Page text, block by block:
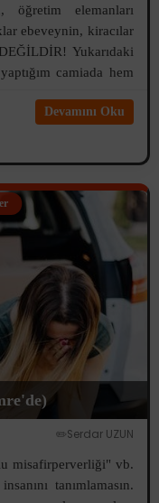
öğretim elemanları
ebeveynin, kiracılar
Yukarıdaki
camiada hem
Devamını Oku
✏️Serdar UZUN
misafirperverliği" vb.
tanımlamasın.